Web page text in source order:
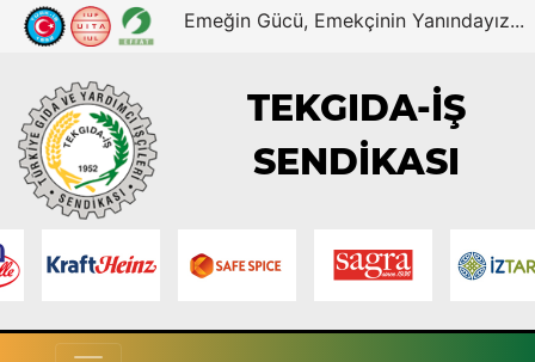
Emeğin Gücü, Emekçinin Yanındayız...
TEKGIDA-İŞ
SENDİKASI